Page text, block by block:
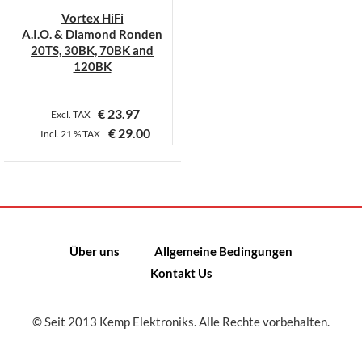
Vortex HiFi
A.I.O. & Diamond Ronden
20TS, 30BK, 70BK and
120BK
Excl. TAX €23.97
Incl. 21 %TAX €29.00
Dieses
auf.
Über uns
Allgemeine Bedingungen
Kontakt Us
© Seit 2013 Kemp Elektroniks. Alle Rechte vorbehalten.